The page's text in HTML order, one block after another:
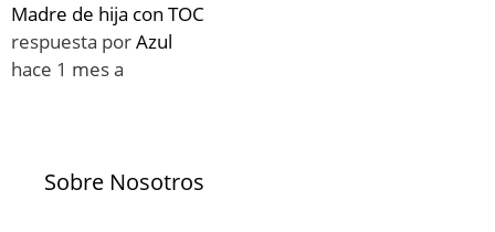
Madre de hija con TOC
respuesta porAzul
hace 1 mes a
Sobre Nosotros